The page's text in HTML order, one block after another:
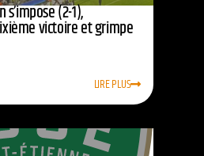
s’impose (2-1),
victoire et grimpe
LIRE PLUS